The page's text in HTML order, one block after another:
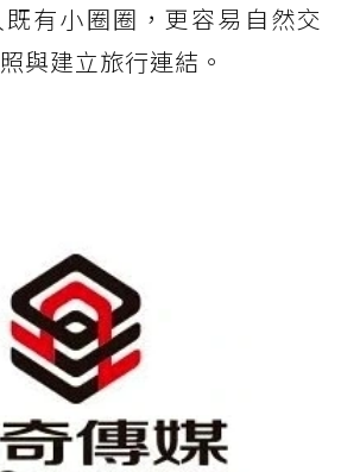
有小圈圈，更容易自然交
與建立旅行連結。